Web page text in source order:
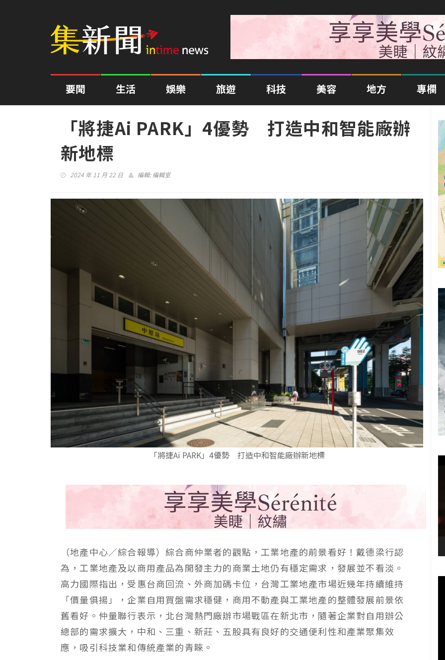
要聞 生活 娛樂 旅遊 科技 美容 地方 專欄
「將捷Ai PARK」4優勢 打造中和智能廠辦
新地標
2024 年 11 月 22 日 編輯:編輯室
「將捷Ai PARK」4優勢 打造中和智能廠辦新地標
（地產中心／綜合報導）綜合商仲業者的觀點，工業地產的前景看好！戴德梁行認
為，工業地產及以商用產品為開發主力的商業土地仍有穩定需求，發展並不看淡。
高力國際指出，受惠台商回流、外商加碼卡位，台灣工業地產市場近幾年持續維持
「價量俱揚」，企業自用買盤需求穩健，商用不動產與工業地產的整體發展前景依
舊看好。仲量聯行表示，北台灣熱門廠辦市場戰區在新北市，隨著企業對自用辦公
總部的需求擴大，中和、三重、新莊、五股具有良好的交通便利性和產業聚集效
應，吸引科技業和傳統產業的青睞。